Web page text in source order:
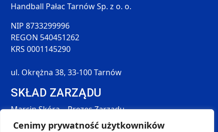
Cenimy prywatność użytkowników
Handball Pałac Tarnów Sp. z o. o.
NIP 8733299996
REGON 540451262
KRS 0001145290
ul. Okrężna 38, 33-100 Tarnów
SKŁAD ZARZĄDU
Marcin Skóra – Prezes Zarządu
Maciej Hołda – Członek Zarządu